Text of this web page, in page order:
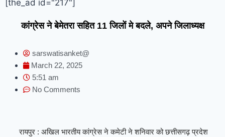
[the_ad id="217"]
कांग्रेस ने बेमेतरा सहित 11 जिलों मे बदले, अपने जिलाध्यक्ष
sarswatisanket@
March 22, 2025
5:51 am
No Comments
रायपुर : अखिल भारतीय कांग्रेस ने कमेटी ने शनिवार को छत्तीसगढ़ प्रदेश